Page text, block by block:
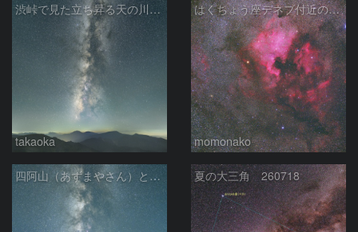
渋峠で見た立ち昇る天の川銀河
takaoka
はくちょう座デネブ付近の空域 260720
momonako
四阿山（あずまやさん）と立ち昇る夏の銀河 夏の大三角 260718